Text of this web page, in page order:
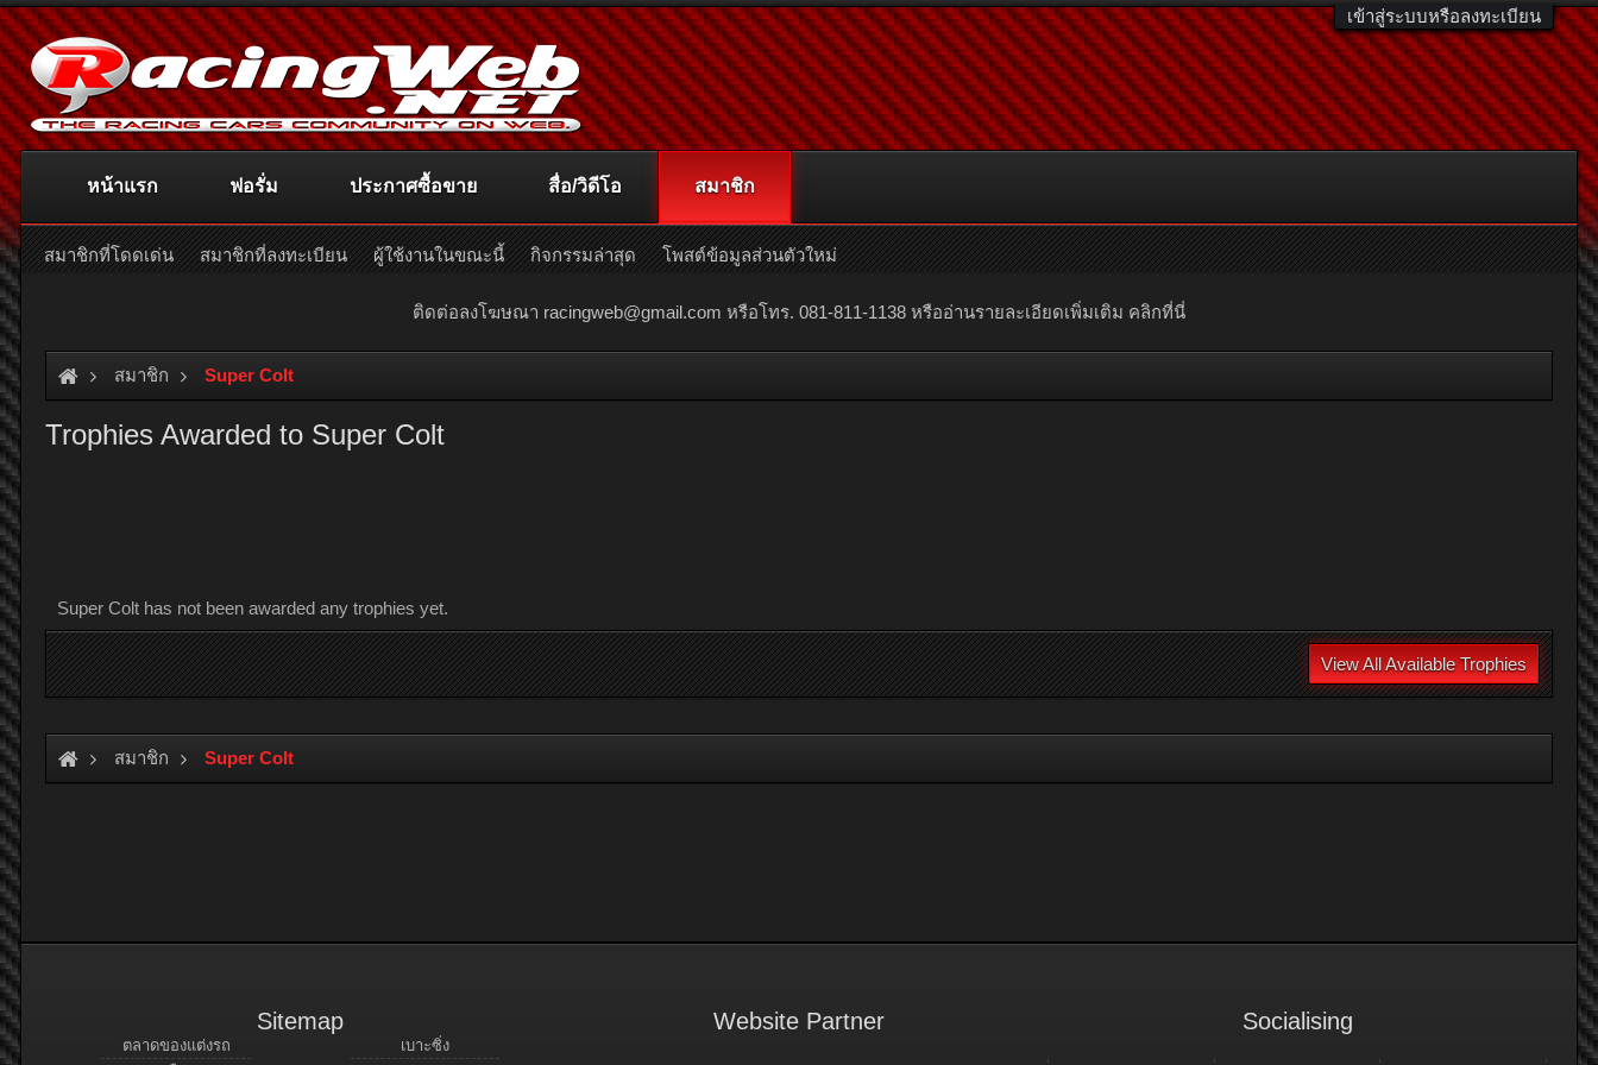
เข้าสู่ระบบหรือลงทะเบียน
ติดต่อลงโฆษณา racingweb@gmail.com หรือโทร. 081-811-1138 หรืออ่านรายละเอียดเพิ่มเติม คลิกที่นี่
สมาชิก Super Colt
Trophies Awarded to Super Colt
Super Colt has not been awarded any trophies yet.
View All Available Trophies
สมาชิก Super Colt
หน้าแรก ฟอรั่ม ประกาศซื้อขาย สื่อ/วิดีโอ สมาชิก
สมาชิกที่โดดเด่น สมาชิกที่ลงทะเบียน ผู้ใช้งานในขณะนี้ กิจกรรมล่าสุด โพสต์ข้อมูลส่วนตัวใหม่
Sitemap
ตลาดของแต่งรถ
เบาะซิ่ง
Website Partner Socialising